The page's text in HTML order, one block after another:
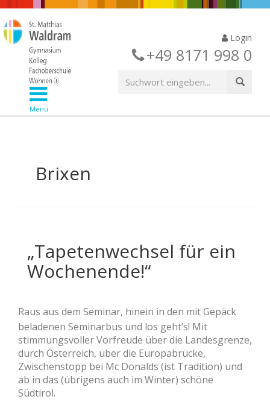
Login
+49 8171 998 0
Menü
Brixen
„Tapetenwechsel für ein
Wochenende!“
Raus aus dem Seminar, hinein in den mit Gepäck
beladenen Seminarbus und los geht’s! Mit
stimmungsvoller Vorfreude über die Landesgrenze,
durch Österreich, über die Europabrücke,
Zwischenstopp bei Mc Donalds (ist Tradition) und
ab in das (übrigens auch im Winter) schöne
Südtirol.